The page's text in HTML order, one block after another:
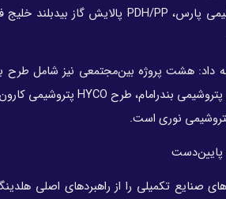
داد: هشت پروژه بین‌مجتمعی نیز شامل طرح
نوری است.
صنایع تکمیلی را از راهبردهای اصلی